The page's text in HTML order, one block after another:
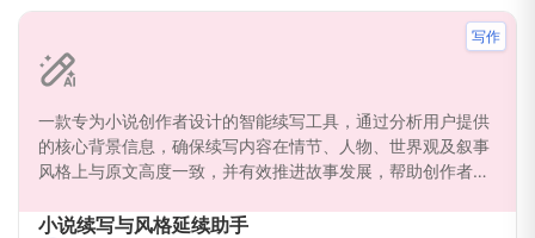
一款专为小说创作者设计的智能续写工具，通过分析用户提供
的核心背景信息，确保续写内容在情节、人物、世界观及叙事
风格上与原文高度一致，并有效推进故事发展，帮助创作者克
写作
小说续写与风格延续助手